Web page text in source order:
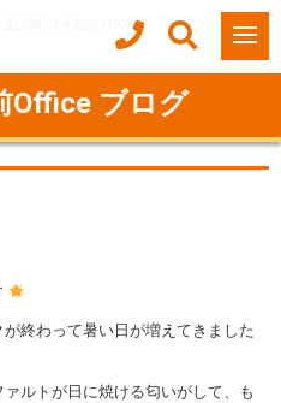
訓練/計画相談) HOME
Office ブログ
終わって暑い日が増えてきました
ルトが日に焼ける匂いがして、も